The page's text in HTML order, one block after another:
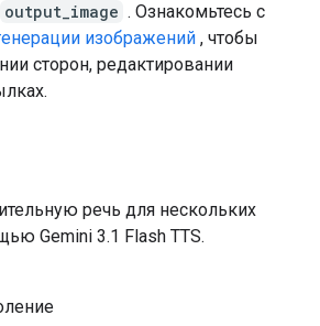
output_image . Ознакомьтесь с
изображений , чтобы
сторон, редактировании
речь для нескольких
Gemini 3.1 Flash TTS.